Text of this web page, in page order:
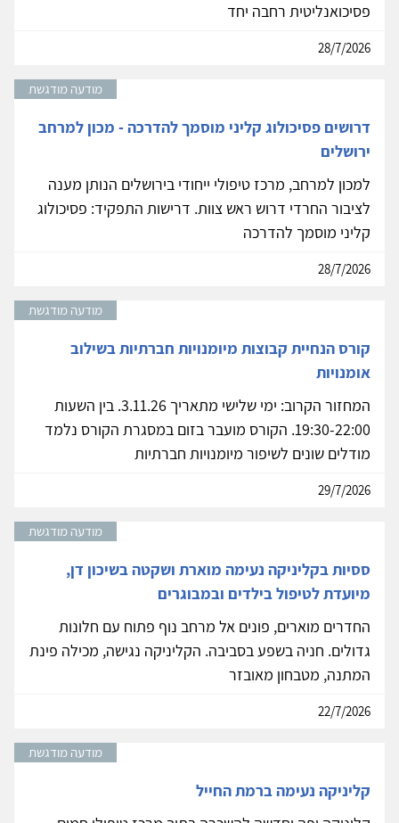
פסיכואנליטית רחבה יחד
28/7/2026
מודעה מודגשת
דרושים פסיכולוג קליני מוסמך להדרכה - מכון למרחב
ירושלים
למכון למרחב, מרכז טיפולי ייחודי בירושלים הנותן מענה
לציבור החרדי דרוש ראש צוות. דרישות התפקיד: פסיכולוג
קליני מוסמך להדרכה
28/7/2026
מודעה מודגשת
קורס הנחיית קבוצות מיומנויות חברתיות בשילוב
אומנויות
המחזור הקרוב: ימי שלישי מתאריך 3.11.26. בין השעות
19:30-22:00. הקורס מועבר בזום במסגרת הקורס נלמד
מודלים שונים לשיפור מיומנויות חברתיות
29/7/2026
מודעה מודגשת
ססיות בקליניקה נעימה מוארת ושקטה בשיכון דן,
מיועדת לטיפול בילדים ובמבוגרים
החדרים מוארים, פונים אל מרחב נוף פתוח עם חלונות
גדולים. חניה בשפע בסביבה. הקליניקה נגישה, מכילה פינת
המתנה, מטבחון מאובזר
22/7/2026
מודעה מודגשת
קליניקה נעימה ברמת החייל